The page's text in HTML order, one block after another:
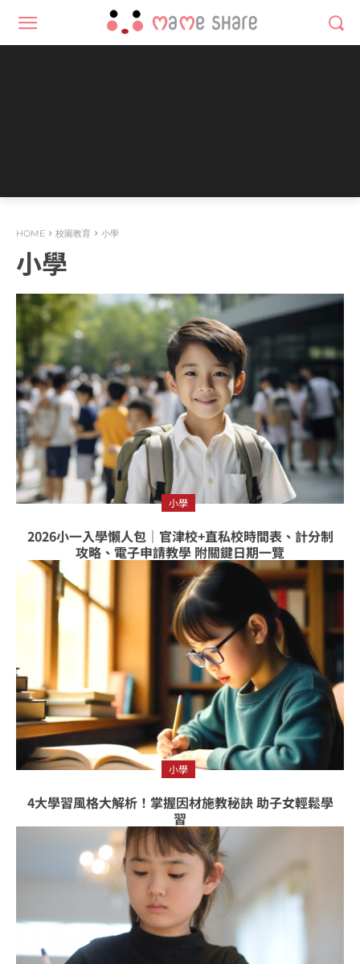
HOME 校園教育 小學
小學
小學
2026小一入學懶人包｜官津校+直私校時間表、計分制
攻略、電子申請教學 附關鍵日期一覽
小學
4大學習風格大解析！掌握因材施教秘訣 助子女輕鬆學
習